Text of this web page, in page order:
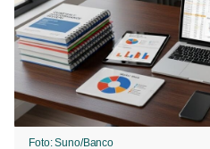
Foto: Suno/Banco